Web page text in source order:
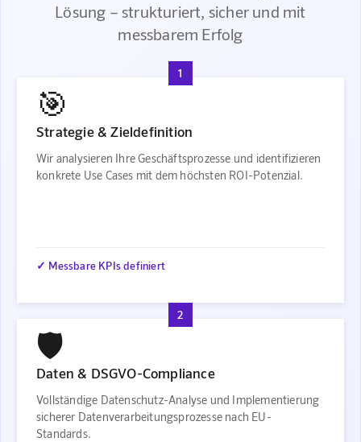
Lösung – strukturiert, sicher und mit
messbarem Erfolg
1
🎯
Strategie & Zieldefinition
Wir analysieren Ihre Geschäftsprozesse und identifizieren
konkrete Use Cases mit dem höchsten ROI-Potenzial.
✓ Messbare KPIs definiert
2
🛡️
Daten & DSGVO-Compliance
Vollständige Datenschutz-Analyse und Implementierung
sicherer Datenverarbeitungsprozesse nach EU-
Standards.